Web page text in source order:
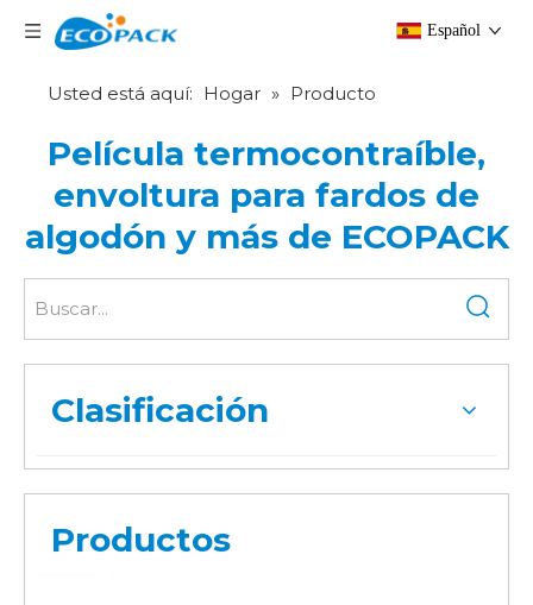
Español
Usted está aquí: Hogar » Producto
Película termocontraíble,
envoltura para fardos de
algodón y más de ECOPACK
Clasificación
Productos